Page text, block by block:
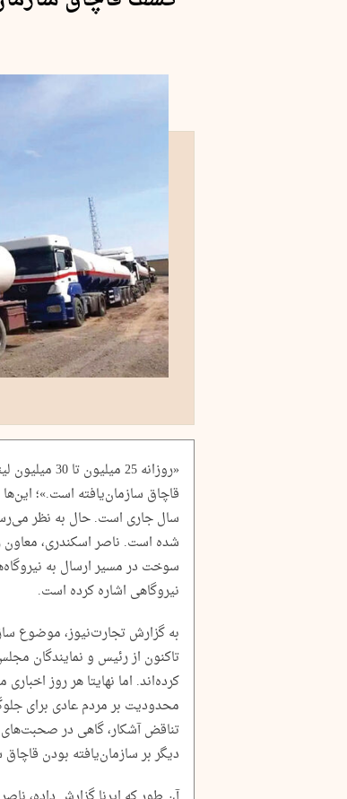
«روزانه 25
قاچاق سازمان‌یافته است.»؛
سال جاری است. حال به نظر
شده است. ناصر اسکندری، معاون
سوخت در مسیر ارسال به
نیروگاهی اشاره کرده است.
به گزارش تجارت‌نیوز، موضوع
تاکنون از رئیس و نمایندگان
کرده‌اند. اما نهایتا هر روز
محدودیت بر مردم عادی برای
تناقض آشکار، گاهی در
دیگر بر سازمان‌یافته بودن